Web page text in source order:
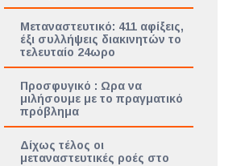
Μεταναστευτικό: 411 αφίξεις,
έξι συλλήψεις διακινητών το
τελευταίο 24ωρο
Προσφυγικό : Ωρα να
μιλήσουμε με το πραγματικό
πρόβλημα
Δίχως τέλος οι
μεταναστευτικές ροές στο